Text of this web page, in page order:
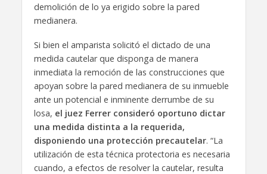
demolición de lo ya erigido sobre la pared
medianera.
Si bien el amparista solicitó el dictado de una
medida cautelar que disponga de manera
inmediata la remoción de las construcciones que
apoyan sobre la pared medianera de su inmueble
ante un potencial e inminente derrumbe de su
losa, el juez Ferrer consideró oportuno dictar
una medida distinta a la requerida,
disponiendo una protección precautelar. “La
utilización de esta técnica protectoria es necesaria
cuando, a efectos de resolver la cautelar, resulta